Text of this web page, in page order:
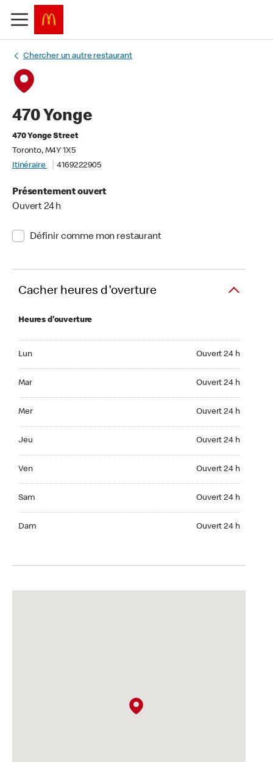
Chercher un autre restaurant
470 Yonge
470 Yonge Street
Toronto, M4Y 1X5
Itinéraire
4169222905
Présentement ouvert
Ouvert 24 h
Définir comme mon restaurant
Cacher heures d'overture
Heures d'ouverture
Lun Ouvert 24 h
Mar Ouvert 24 h
Mer Ouvert 24 h
Jeu Ouvert 24 h
Ven Ouvert 24 h
Sam Ouvert 24 h
Dam Ouvert 24 h